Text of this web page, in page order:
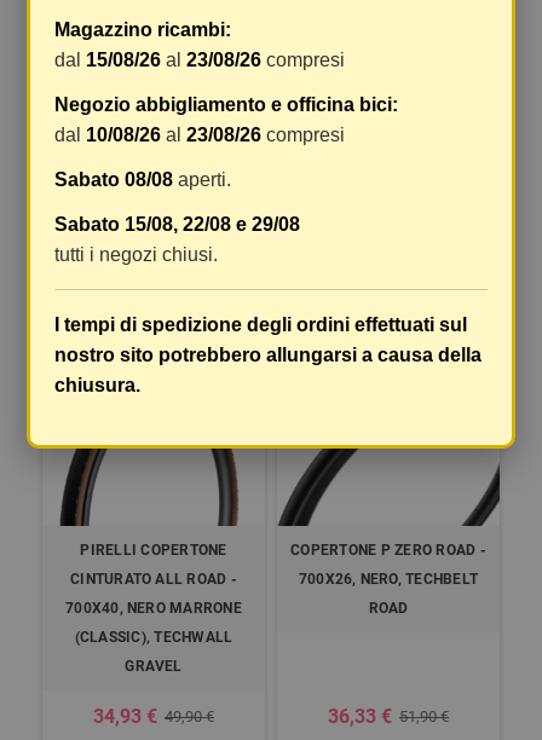
VELO TLR - 700X28, NERO,
ARMOUR TECH
52,43 € 74,90 €
COMPRA
GRAVEL H - 650BX45 NERO
MARRONE (CLASSIC)
-30%
PIRELLI COPERTONE
CINTURATO ALL ROAD -
700X40, NERO MARRONE
(CLASSIC), TECHWALL
GRAVEL
34,93 € 49,90 €
-30%
COPERTONE P ZERO ROAD -
700X26, NERO, TECHBELT
ROAD
36,33 € 51,90 €
Magazzino ricambi:
dal 15/08/26 al23/08/26 compresi
Negozio abbigliamento e officina bici:
dal 10/08/26 al23/08/26 compresi
Sabato 08/08 aperti.
Sabato 15/08, 22/08 e 29/08
tutti i negozi chiusi.
I tempi di spedizione degli ordini effettuati sul
nostro sito potrebbero allungarsi a causa della
chiusura.